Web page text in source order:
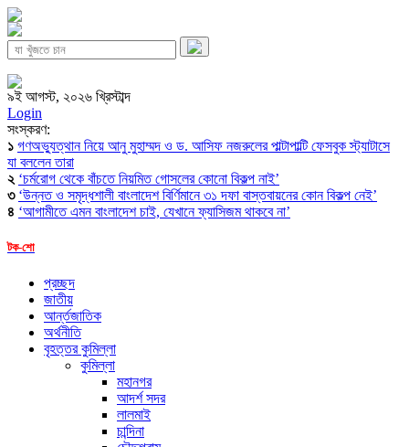
৯ই আগস্ট, ২০২৬ খ্রিস্টাব্দ
Login
সংস্করণ:
১ গণঅভ্যুত্থান নিয়ে আনু মুহাম্মদ ও ড. আসিফ নজরুলের পাল্টাপাল্টি ফেসবুক স্ট্যাটাসে
যা বললেন তারা
২ ‘চর্মরোগ থেকে বাঁচতে নিয়মিত গোসলের কোনো বিকল্প নাই’
৩ ‘উন্নত ও সমৃদ্ধশালী বাংলাদেশ বির্ণিমানে ৩১ দফা বাস্তবায়নের কোন বিকল্প নেই’
৪ ‘আগামীতে এমন বাংলাদেশ চাই, যেখানে ফ্যাসিজম থাকবে না’
টক-শো
প্রচ্ছদ
জাতীয়
আর্ন্তজাতিক
অর্থনীতি
বৃহত্তর কুমিল্লা
কুমিল্লা
মহানগর
আদর্শ সদর
লালমাই
চান্দিনা